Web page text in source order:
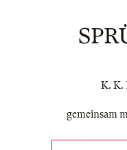
K. K.
gemeinsam